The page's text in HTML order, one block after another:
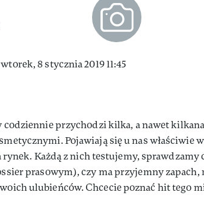
8 stycznia 2019 11:45
whatsapp
do przyjaciela
codziennie przychodzi kilka, a nawet
Pojawiają się u nas właściwie
Każdą z nich testujemy, sprawdzamy
prasowym), czy ma przyjemny zapach,
ulubieńców. Chcecie poznać hit tego